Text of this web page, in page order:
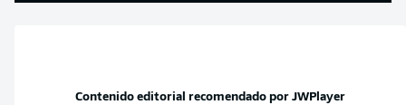
Contenido editorial recomendado por JWPlayer